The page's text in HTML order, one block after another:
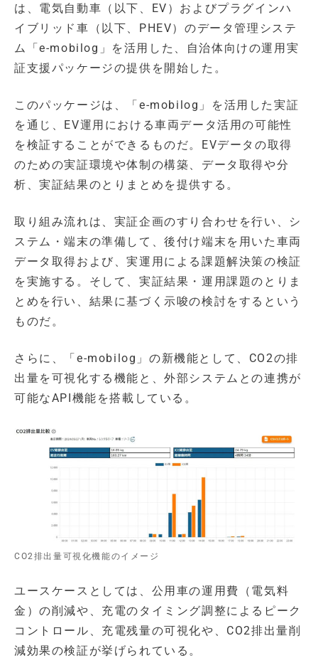
は、電気自動車（以下、EV）およびプラグインハ
イブリッド車（以下、PHEV）のデータ管理システ
ム「e-mobilog」を活用した、自治体向けの運用実
証支援パッケージの提供を開始した。
このパッケージは、「e-mobilog」を活用した実証
を通じ、EV運用における車両データ活用の可能性
を検証することができるものだ。EVデータの取得
のための実証環境や体制の構築、データ取得や分
析、実証結果のとりまとめを提供する。
取り組み流れは、実証企画のすり合わせを行い、シ
ステム・端末の準備して、後付け端末を用いた車両
データ取得および、実運用による課題解決策の検証
を実施する。そして、実証結果・運用課題のとりま
とめを行い、結果に基づく示唆の検討をするという
ものだ。
さらに、「e-mobilog」の新機能として、CO2の排
出量を可視化する機能と、外部システムとの連携が
可能なAPI機能を搭載している。
CO2排出量可視化機能のイメージ
ユースケースとしては、公用車の運用費（電気料
金）の削減や、充電のタイミング調整によるピーク
コントロール、充電残量の可視化や、CO2排出量削
減効果の検証が挙げられている。